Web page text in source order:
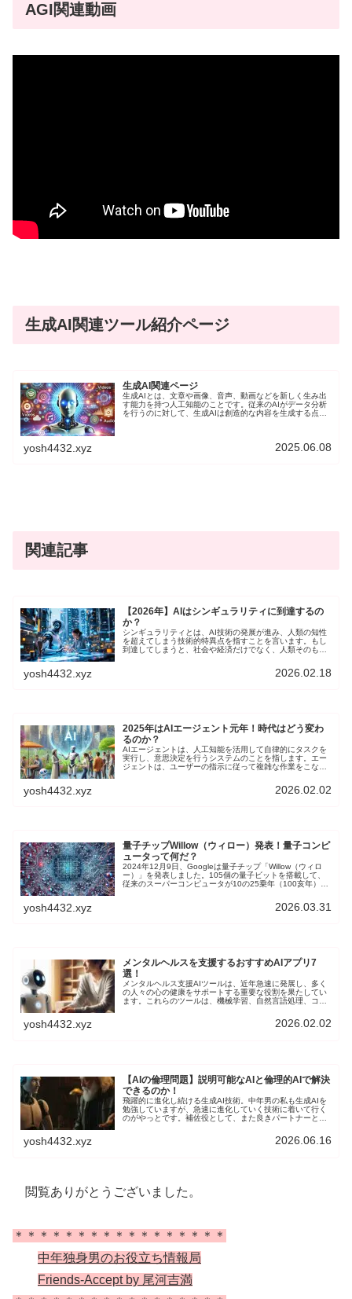
AGI関連動画
生成AI関連ツール紹介ページ
生成AI関連ページ
生成AIとは、文章や画像、音声、動画などを新しく生み出
す能力を持つ人工知能のことです。従来のAIがデータ分析
を行うのに対して、生成AIは創造的な内容を生成する点で
提供しています。このページでは、生成AIに関する記事を
yosh4432.xyz 2025.06.08
関連記事
【2026年】AIはシンギュラリティに到達するの
か？
シンギュラリティとは、AI技術の発展が進み、人類の知性
を超えてしまう技術的特異点を指すことを言います。もし
到達してしまうと、社会や経済だけでなく、人類そのもの
yosh4432.xyz 2026.02.18
2025年はAIエージェント元年！時代はどう変わ
るのか？
AIエージェントは、人工知能を活用して自律的にタスクを
実行し、意思決定を行うシステムのことを指します。エー
ジェントは、ユーザーの指示に従って複雑な作業をこなし
yosh4432.xyz 2026.02.02
量子チップWillow（ウィロー）発表！量子コンピ
ュータって何だ？
2024年12月9日、Googleは量子チップ「Willow（ウィロ
ー）」を発表しました。105個の量子ビットを搭載して、
従来のスーパーコンピュータが10の25乗年（100亥年）か
すことでエラー率を指数関数的に低下させることに成功し
yosh4432.xyz 2026.03.31
メンタルヘルスを支援するおすすめAIアプリ7
選！
メンタルヘルス支援AIツールは、近年急速に発展し、多く
の人々の心の健康をサポートする重要な役割を果たしてい
ます。これらのツールは、機械学習、自然言語処理、コン
yosh4432.xyz 2026.02.02
【AIの倫理問題】説明可能なAIと倫理的AIで解決
できるのか！
飛躍的に進化し続ける生成AI技術。中年男の私も生成AIを
勉強していますが、急速に進化していく技術に着いて行く
のがやっとです。補佐役として、また良きパートナーとし
類とAIが共生する社会の実現のためには、どのような問題
yosh4432.xyz 2026.06.16
閲覧ありがとうございました。
＊＊＊＊＊＊＊＊＊＊＊＊＊＊＊＊＊
中年独身男のお役立ち情報局
Friends-Accept by 尾河吉満